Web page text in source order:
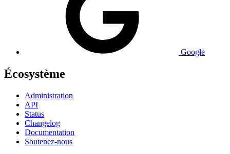
Google
Écosystème
Administration
API
Status
Changelog
Documentation
Soutenez-nous